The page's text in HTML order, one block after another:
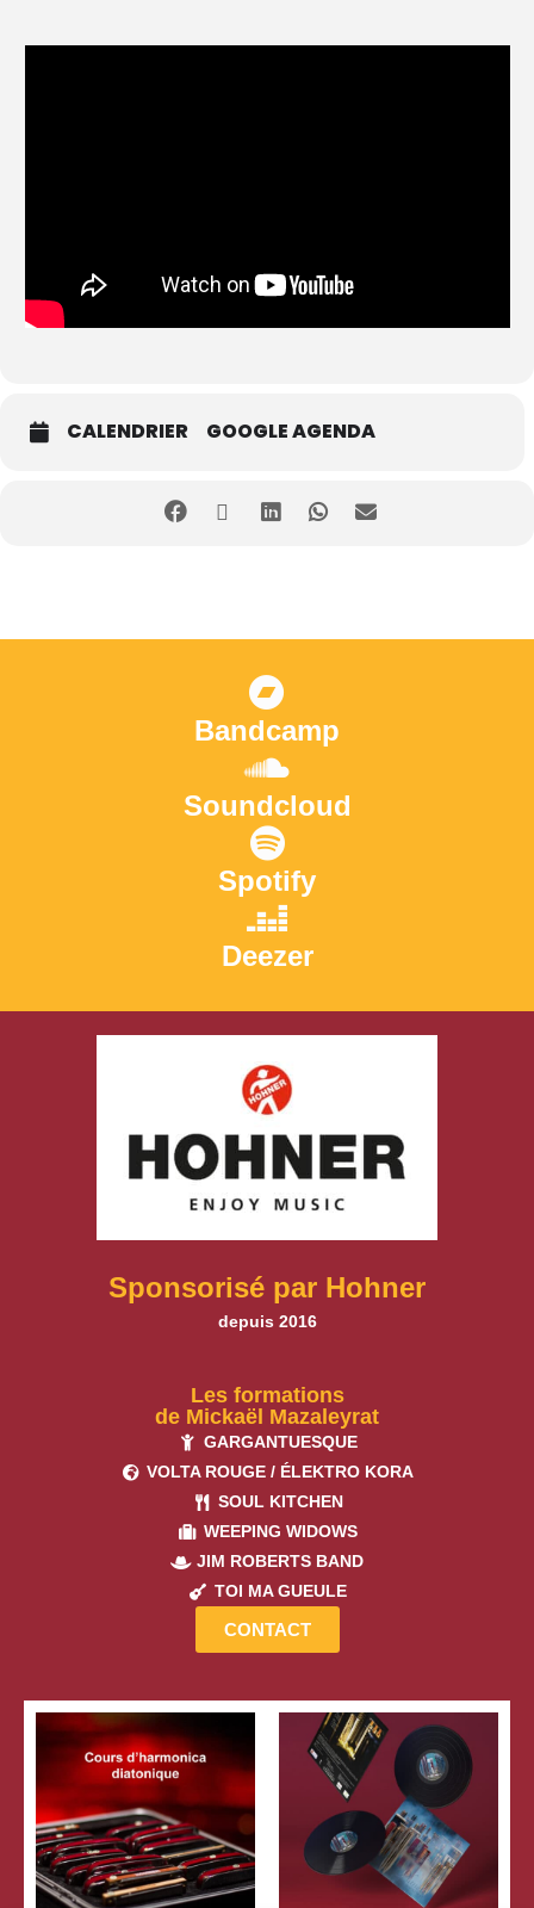
CALENDRIER GOOGLE AGENDA
Bandcamp
Soundcloud
Spotify
Deezer
Sponsorisé par Hohner
depuis 2016
Les formations
de Mickaël Mazaleyrat
GARGANTUESQUE
VOLTA ROUGE / ÉLEKTRO KORA
SOUL KITCHEN
WEEPING WIDOWS
JIM ROBERTS BAND
TOI MA GUEULE
CONTACT